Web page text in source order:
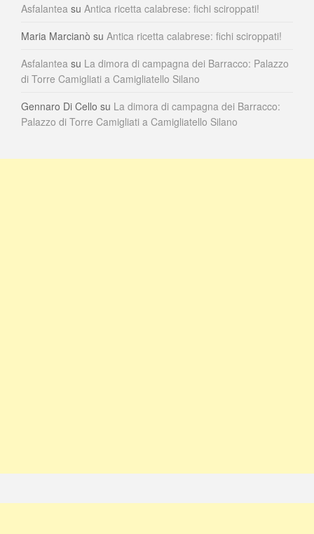
Asfalantea su Antica ricetta calabrese: fichi sciroppati!
Maria Marcianò su Antica ricetta calabrese: fichi sciroppati!
Asfalantea su La dimora di campagna dei Barracco: Palazzo
di Torre Camigliati a Camigliatello Silano
Gennaro Di Cello su La dimora di campagna dei Barracco:
Palazzo di Torre Camigliati a Camigliatello Silano